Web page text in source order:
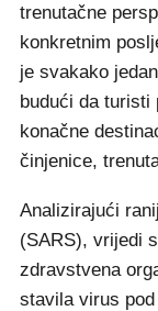
trenutačne
konkretnim
je svakako
budući da turisti
konačne
činjenice,
Analizirajući
(SARS), vrijedi
zdravstvena
stavila virus